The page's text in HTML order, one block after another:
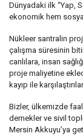
Dünyadaki ilk “Yap,
ekonomik hem
Nükleer santralin
çalışma süresinin
canlılara, insan
proje maliyetine
kayıp ile
Bizler, ülkemizde
dernekler ve sivil
Mersin Akkuyu’ya